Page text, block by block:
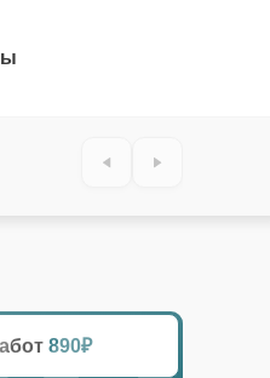
890₽